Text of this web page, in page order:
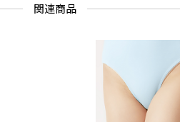
関連商品